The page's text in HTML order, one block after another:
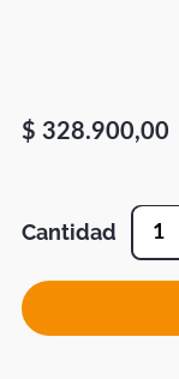
$ 328.900,00
Cantidad 1